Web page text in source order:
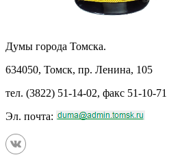
Думы города Томска.
634050, Томск, пр. Ленина, 105
тел. (3822) 51-14-02, факс 51-10-71
Эл. почта: